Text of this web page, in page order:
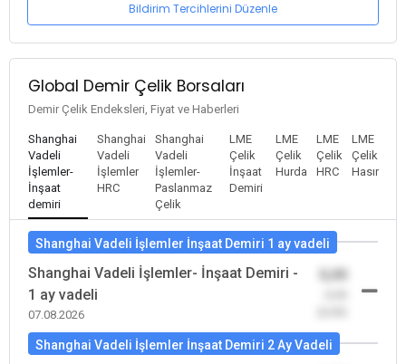
Bildirim Tercihlerini Düzenle
Global Demir Çelik Borsaları
Demir Çelik Endeksleri, Fiyat ve Haberleri
Shanghai
Vadeli
İşlemler-
İnşaat
demiri
Shanghai
Vadeli
İşlemler
HRC
Shanghai
Vadeli
İşlemler-
Paslanmaz
Çelik
LME
Çelik
İnşaat
Demiri
LME
Çelik
Hurda
LME
Çelik
HRC
LME
Çelik
Hasır
Shanghai Vadeli İşlemler İnşaat Demiri 1 ay vadeli
Shanghai Vadeli İşlemler- İnşaat Demiri -
1 ay vadeli
07.08.2026
Shanghai Vadeli İşlemler İnşaat Demiri 2 Ay Vadeli